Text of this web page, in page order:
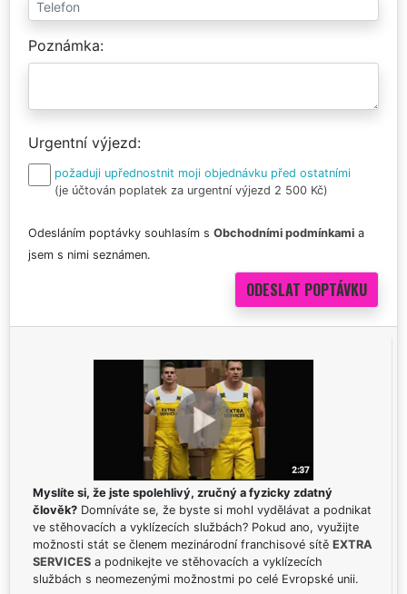
Poznámka
Urgentní výjezd
požaduji upřednostnit moji objednávku před ostatními
(je účtován poplatek za urgentní výjezd 2 500 Kč)
Odesláním poptávky souhlasím s Obchodními podmínkami a
jsem s nimi seznámen.
Myslíte si, že jste spolehlivý, zručný a fyzicky zdatný
člověk? Domníváte se, že byste si mohl vydělávat a podnikat
ve stěhovacích a vyklízecích službách? Pokud ano, využijte
možnosti stát se členem mezinárodní franchisové sítě EXTRA
SERVICES a podnikejte ve stěhovacích a vyklízecích
službách s neomezenými možnostmi po celé Evropské unii.